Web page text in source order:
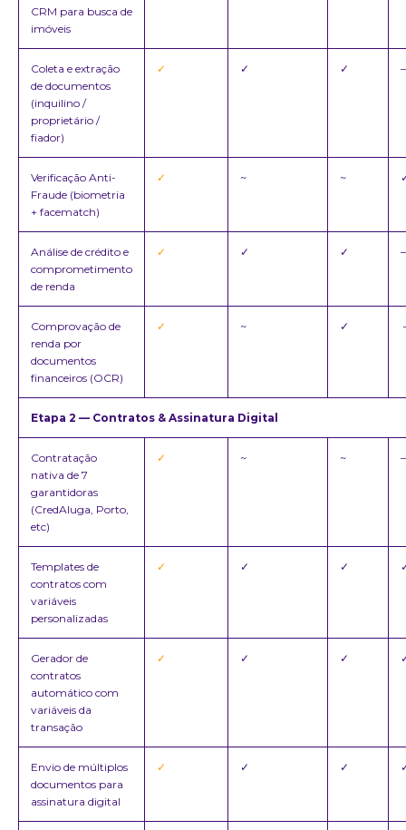
CRM para busca de
imóveis
Coleta e extração
de documentos
(inquilino /
proprietário /
fiador)
✓ ✓ ✓
Verificação Anti-
Fraude (biometria
+ facematch)
✓ ~ ~
Análise de crédito e
comprometimento
de renda
✓ ✓ ✓
Comprovação de
renda por
documentos
financeiros (OCR)
✓ ~ ✓
Etapa 2 — Contratos & Assinatura Digital
Contratação
nativa de 7
garantidoras
(CredAluga, Porto,
etc)
✓ ~ ~
Templates de
contratos com
variáveis
personalizadas
✓ ✓ ✓
Gerador de
contratos
automático com
variáveis da
transação
✓ ✓ ✓
Envio de múltiplos
documentos para
assinatura digital
✓ ✓ ✓